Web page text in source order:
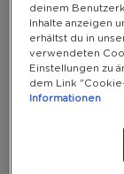
deinem
Inhalte anzeigen
erhältst du in
verwendeten
Einstellungen zu
dem Link
Informationen